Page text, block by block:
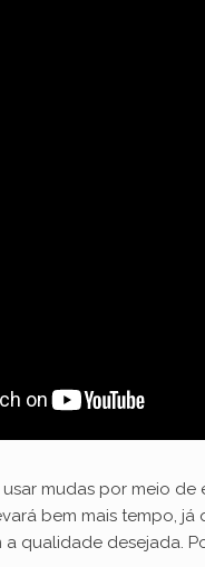
mudas por meio
bem mais tempo,
a qualidade desejada.